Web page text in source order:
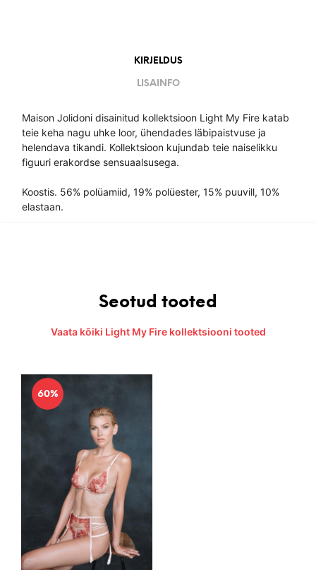
KIRJELDUS
LISAINFO
Maison Jolidoni disainitud kollektsioon Light My Fire katab
teie keha nagu uhke loor, ühendades läbipaistvuse ja
helendava tikandi. Kollektsioon kujundab teie naiselikku
figuuri erakordse sensuaalsusega.
Koostis. 56% polüamiid, 19% polüester, 15% puuvill, 10%
elastaan.
Seotud tooted
Vaata kõiki Light My Fire kollektsiooni tooted
60%